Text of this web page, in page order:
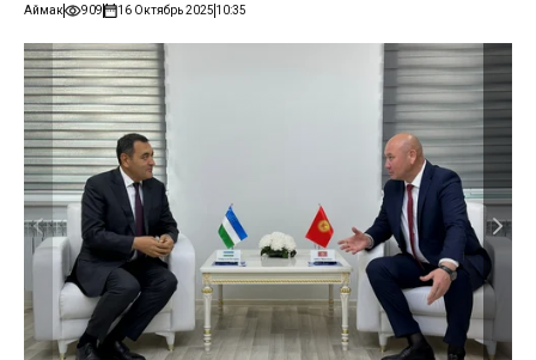
Аймак 909 16 Октябрь 2025 10:35